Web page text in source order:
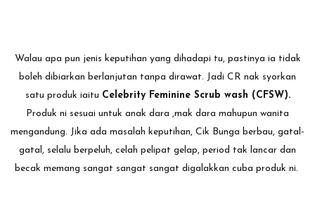
Walau apa pun jenis keputihan yang dihadapi tu, pastinya ia tidak
boleh dibiarkan berlanjutan tanpa dirawat. Jadi CR nak syorkan
satu produk iaitu Celebrity Feminine Scrub wash (CFSW).
Produk ni sesuai untuk anak dara ,mak dara mahupun wanita
mengandung. Jika ada masalah keputihan, Cik Bunga berbau, gatal-
gatal, selalu berpeluh, celah pelipat gelap, period tak lancar dan
becak memang sangat sangat sangat digalakkan cuba produk ni.